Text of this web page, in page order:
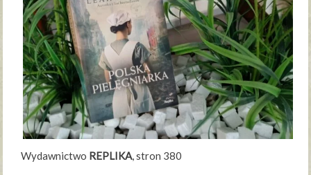
Wydawnictwo REPLIKA, stron 380